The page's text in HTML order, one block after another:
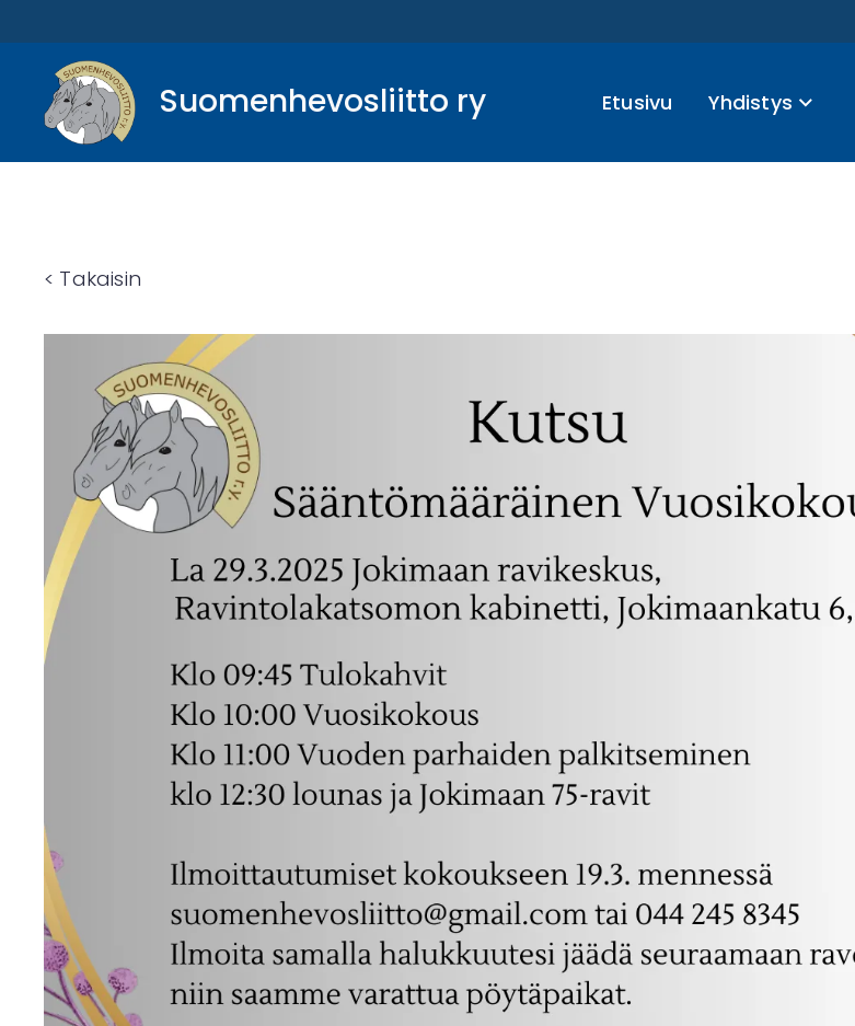
Suomenhevosliitto ry Etusivu Yhdistys
< Takaisin